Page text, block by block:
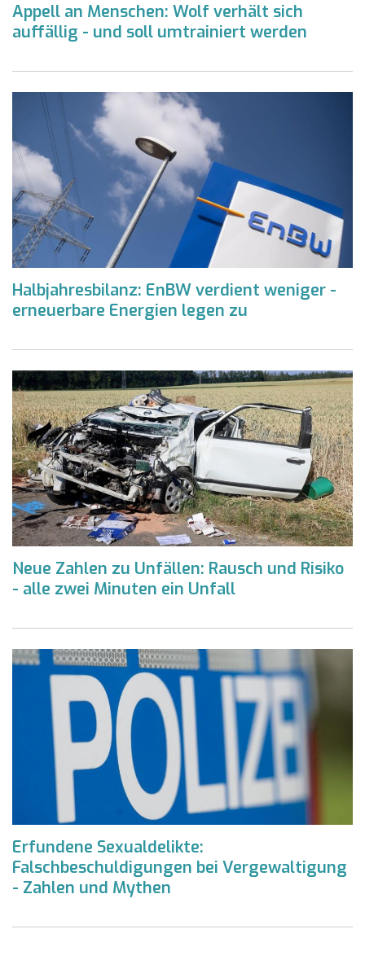
Appell an Menschen: Wolf verhält sich
auffällig - und soll umtrainiert werden
Halbjahresbilanz: EnBW verdient weniger -
erneuerbare Energien legen zu
Neue Zahlen zu Unfällen: Rausch und Risiko
- alle zwei Minuten ein Unfall
Erfundene Sexualdelikte:
Falschbeschuldigungen bei Vergewaltigung
- Zahlen und Mythen